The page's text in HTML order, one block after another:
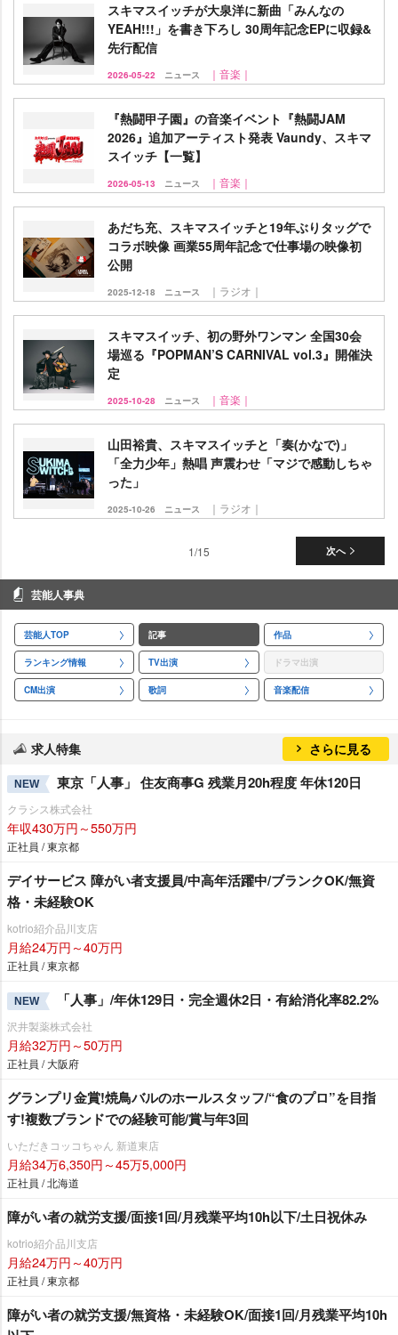
スキマスイッチが大泉洋に新曲「みんなの
YEAH!!!」を書き下ろし 30周年記念EPに収録&
先行配信
2026-05-22 ニュース ｜音楽｜
『熱闘甲子園』の音楽イベント『熱闘JAM
2026』追加アーティスト発表 Vaundy、スキマ
スイッチ【一覧】
2026-05-13 ニュース ｜音楽｜
あだち充、スキマスイッチと19年ぶりタッグで
コラボ映像 画業55周年記念で仕事場の映像初
公開
2025-12-18 ニュース ｜ラジオ｜
スキマスイッチ、初の野外ワンマン 全国30会
場巡る『POPMAN’S CARNIVAL vol.3』開催決
定
2025-10-28 ニュース ｜音楽｜
山田裕貴、スキマスイッチと「奏(かなで)」
「全力少年」熱唱 声震わせ「マジで感動しちゃ
った」
2025-10-26 ニュース ｜ラジオ｜
次へ
1/15
芸能人事典
芸能人TOP 記事 作品
ランキング情報 TV出演 ドラマ出演
CM出演 歌詞 音楽配信
求人特集 さらに見る
NEW 東京「人事」 住友商事G 残業月20h程度 年休120日
クラシス株式会社
年収430万円～550万円
正社員 / 東京都
デイサービス 障がい者支援員/中高年活躍中/ブランクOK/無資
格・未経験OK
kotrio紹介品川支店
月給24万円～40万円
正社員 / 東京都
NEW 「人事」/年休129日・完全週休2日・有給消化率82.2%
沢井製薬株式会社
月給32万円～50万円
正社員 / 大阪府
グランプリ金賞!焼鳥バルのホールスタッフ/“食のプロ”を目指
す!複数ブランドでの経験可能/賞与年3回
いただきコッコちゃん 新道東店
月給34万6,350円～45万5,000円
正社員 / 北海道
障がい者の就労支援/面接1回/月残業平均10h以下/土日祝休み
kotrio紹介品川支店
月給24万円～40万円
正社員 / 東京都
障がい者の就労支援/無資格・未経験OK/面接1回/月残業平均10h